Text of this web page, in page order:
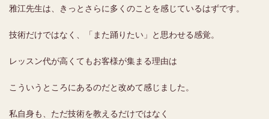
雅江先生は、きっとさらに多くのことを感じているはずです。
技術だけではなく、「また踊りたい」と思わせる感覚。
レッスン代が高くてもお客様が集まる理由は
こういうところにあるのだと改めて感じました。
私自身も、ただ技術を教えるだけではなく